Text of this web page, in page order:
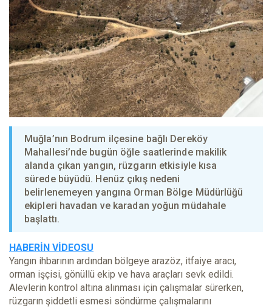
Muğla’nın Bodrum ilçesine bağlı Dereköy
Mahallesi’nde bugün öğle saatlerinde makilik
alanda çıkan yangın, rüzgarın etkisiyle kısa
sürede büyüdü. Henüz çıkış nedeni
belirlenemeyen yangına Orman Bölge Müdürlüğü
ekipleri havadan ve karadan yoğun müdahale
başlattı.
HABERİN VİDEOSU
Yangın ihbarının ardından bölgeye arazöz, itfaiye aracı,
orman işçisi, gönüllü ekip ve hava araçları sevk edildi.
Alevlerin kontrol altına alınması için çalışmalar sürerken,
rüzgarın şiddetli esmesi söndürme çalışmalarını